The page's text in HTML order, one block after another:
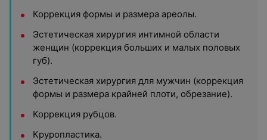
Коррекция формы и размера ареолы.
Эстетическая хирургия интимной области
женщин (коррекция больших и малых половых
губ).
Эстетическая хирургия для мужчин (коррекция
формы и размера крайней плоти, обрезание).
Коррекция рубцов.
Круропластика.